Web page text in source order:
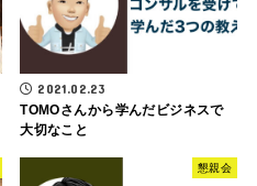
2021.02.23
TOMOさんから学んだビジネスで
大切なこと
懇親会